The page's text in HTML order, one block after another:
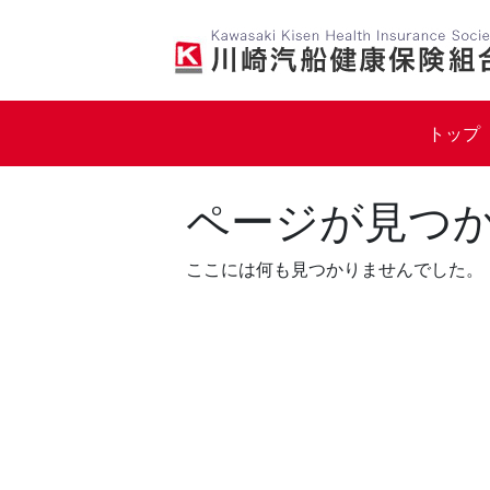
トップ
ページが見つ
ここには何も見つかりませんでした。